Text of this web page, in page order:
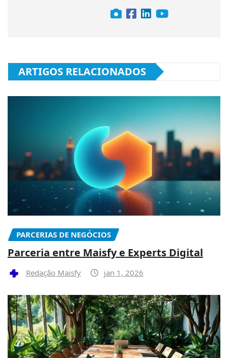
ARTIGOS RELACIONADOS
PARCERIAS DE NEGÓCIOS
Parceria entre Maisfy e Experts Digital
Redação Maisfy jan 1, 2026